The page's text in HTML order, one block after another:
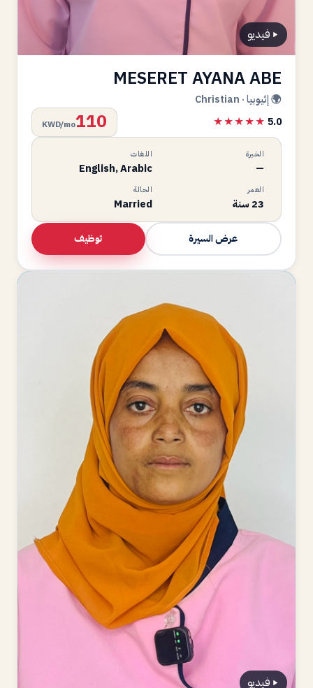
فيديو
MESERET AYANA ABE
🌍 إثيوبيا · Christian
★★★★★ 5.0
110
KWD/mo
الخبرة
—
اللغات
English, Arabic
العمر
23 سنة
الحالة
Married
عرض السيرة توظيف
MA
فيديو